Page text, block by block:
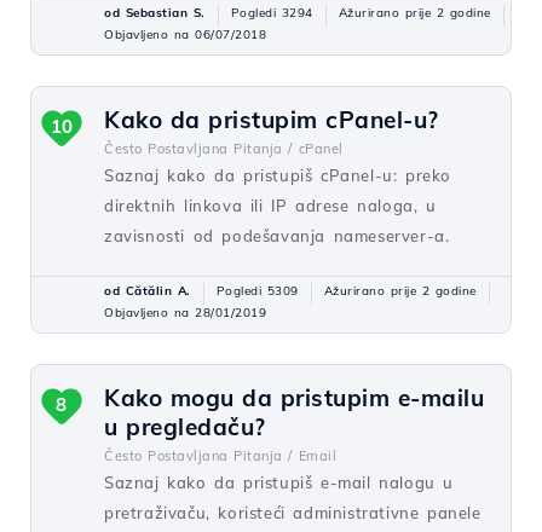
od Sebastian S. Pogledi 3294
Ažurirano prije 2 godine
Objavljeno na 06/07/2018
Kako da pristupim cPanel-u?
Često Postavljana Pitanja / cPanel
Saznaj kako da pristupiš cPanel-u: preko
direktnih linkova ili IP adrese naloga, u
zavisnosti od podešavanja nameserver-a.
10
od Cătălin A. Pogledi 5309
Ažurirano prije 2 godine
Objavljeno na 28/01/2019
Kako mogu da pristupim e-mailu
u pregledaču?
Često Postavljana Pitanja / Email
Saznaj kako da pristupiš e-mail nalogu u
pretraživaču, koristeći administrativne panele
8